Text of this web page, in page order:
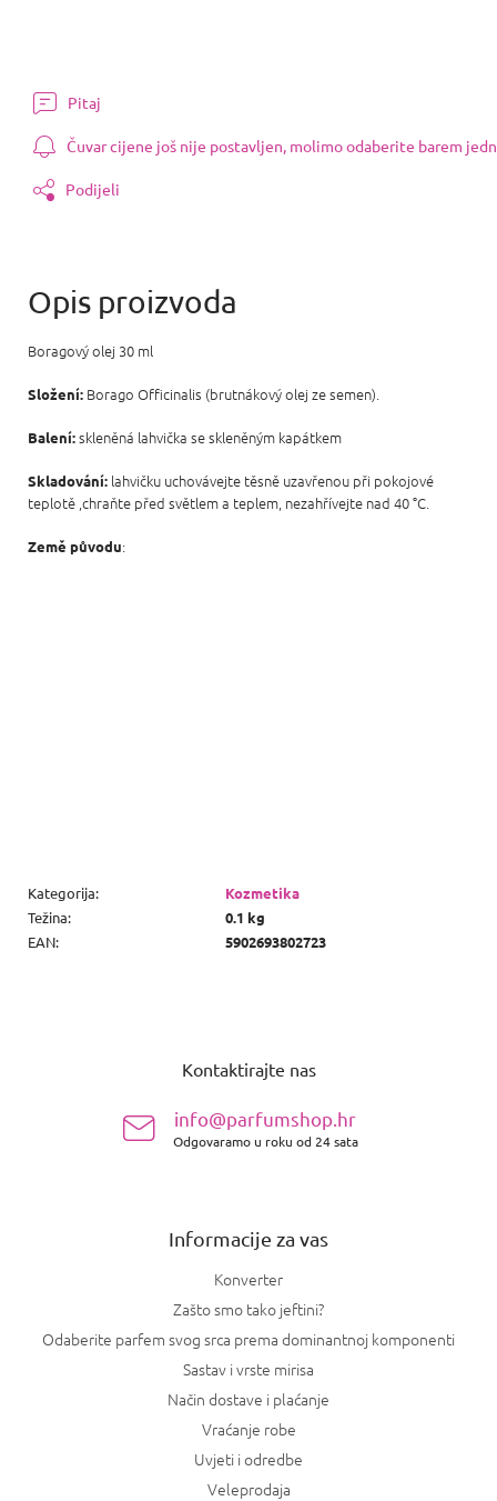
Pitaj
Čuvar cijene još nije postavljen, molimo odaberite barem
Podijeli
Boragový olej 30 ml
Složení: Borago Officinalis (brutnákový olej ze semen).
Balení:skleněná lahvička se skleněným kapátkem
Skladování: lahvičku uchovávejte těsně uzavřenou při pokojové
teplotě ,chraňte před světlem a teplem, nezahřívejte nad 40 °C.
Země původu:
Kategorija:
Kozmetika
Težina:
0.1 kg
EAN: 5902693802723
Kontaktirajte nas
info@parfumshop.hr
Odgovaramo u roku od 24 sata
Informacije za vas
Konverter
Zašto smo tako jeftini?
Odaberite parfem svog srca prema dominantnoj komponenti
Sastav i vrste mirisa
Način dostave i plaćanje
Vraćanje robe
Uvjeti i odredbe
Veleprodaja